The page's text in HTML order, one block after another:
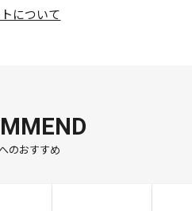
について
のおすすめ